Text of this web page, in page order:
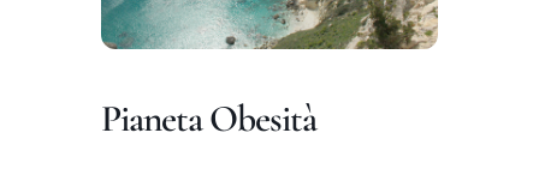
DIVULGAZIONE
Pianeta Obesità